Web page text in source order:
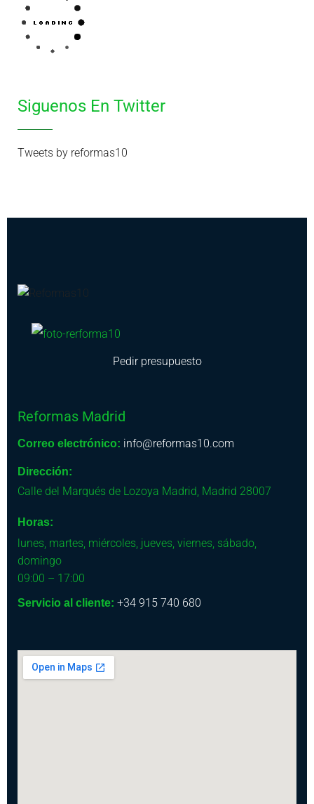
Siguenos En Twitter
Tweets by reformas10
Pedir presupuesto
Reformas Madrid
Correo electrónico: info@reformas10.com
Dirección:
Calle del Marqués de Lozoya Madrid, Madrid 28007
Horas:
lunes, martes, miércoles, jueves, viernes, sábado,
domingo
09:00 – 17:00
Servicio al cliente: +34 915 740 680